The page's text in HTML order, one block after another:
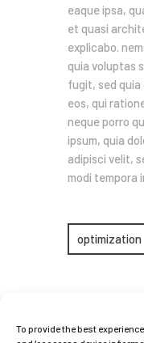
To provide the best
eaque ipsa,
et quasi
explicabo.
quia voluptas
fugit, sed quia
eos, qui
neque porro
ipsum, quia
adipisci velit,
modi tempora
optimization